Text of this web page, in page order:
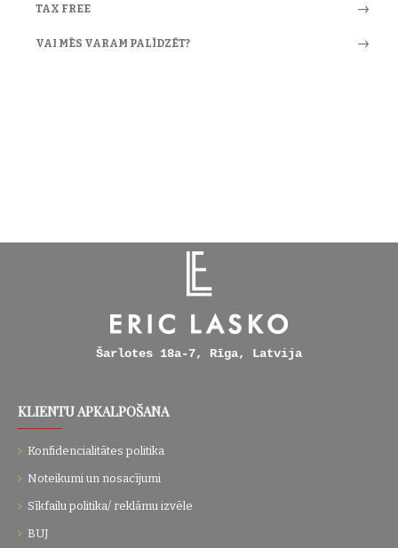
TAX FREE
VAI MĒS VARAM PALĪDZĒT?
Šarlotes 18a-7, Rīga, Latvija
KLIENTU APKALPOŠANA
Konfidencialitātes politika
Noteikumi un nosacījumi
Sīkfailu politika/ reklāmu izvēle
BUJ